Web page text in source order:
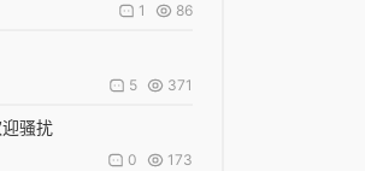
1 86
5 371
骚扰
0 173